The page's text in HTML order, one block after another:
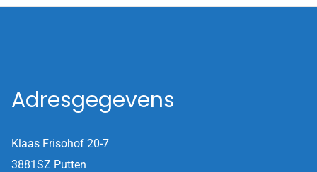
Adresgegevens
Klaas Frisohof 20-7
3881SZ Putten